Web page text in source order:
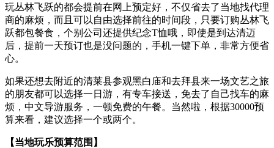
玩丛林飞跃的都会提前在网上预定好，不仅省去了当地找代理
商的麻烦，而且可以自由选择前往的时间段，只要订购丛林飞
跃都包餐食，个别公司还提供纪念T恤哦，即使是到达清迈
后，提前一天预订也是没问题的，手机一键下单，非常方便省
心。
如果还想去附近的清莱县参观黑白庙和去拜县来一场文艺之旅
的朋友都可以选择一日游，有专车接送，免去了自己找车的麻
烦，中文导游服务，一顿免费的午餐。当然啦，根据30000预
算来看，建议选择一个或两个。
【当地玩乐预算范围】